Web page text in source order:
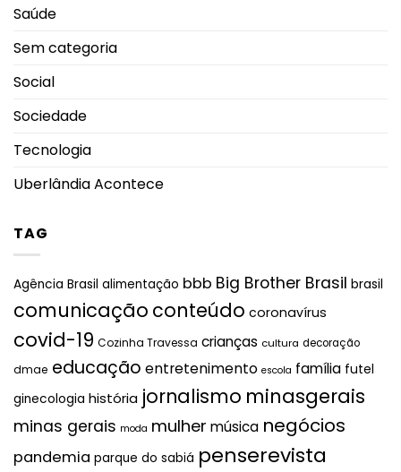
Saúde
Sem categoria
Social
Sociedade
Tecnologia
Uberlândia Acontece
TAG
Agência Brasil alimentação bbb Big Brother Brasil brasil
comunicação conteúdo coronavírus
covid-19 Cozinha Travessa crianças cultura decoração
dmae educação entretenimento escola família futel
ginecologia história jornalismo minasgerais
minas gerais moda mulher música negócios
pandemia parque do sabiá penserevista